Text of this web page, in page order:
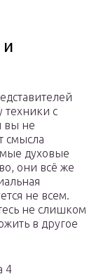
техники с
вы не
смысла
духовые
они всё же
не всем.
не слишком
в другое
4